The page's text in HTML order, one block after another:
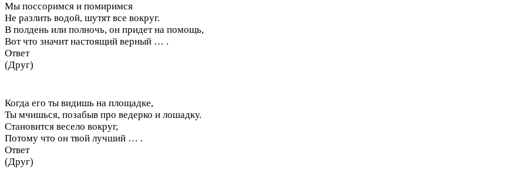
Мы поссоримся и помиримся
Не разлить водой, шутят все вокруг.
В полдень или полночь, он придет на помощь,
Вот что значит настоящий верный … .
Ответ
(Друг)
Когда его ты видишь на площадке,
Ты мчишься, позабыв про ведерко и лошадку.
Становится весело вокруг,
Потому что он твой лучший … .
Ответ
(Друг)